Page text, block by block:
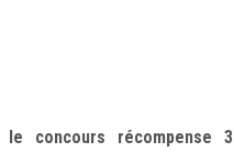
le concours récompense 3